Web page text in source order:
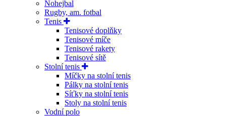
Nohejbal
Rugby, am. fotbal
Tenis
Tenisové doplňky
Tenisové míče
Tenisové rakety
Tenisové sítě
Stolní tenis
Míčky na stolní tenis
Pálky na stolní tenis
Síťky na stolní tenis
Stoly na stolní tenis
Vodní polo